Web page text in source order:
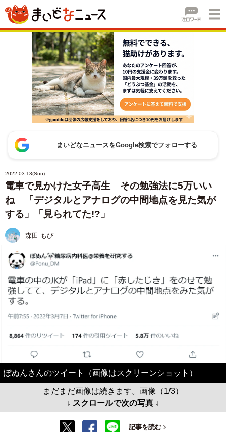
まいどなニュースをGoogle検索でフォローする
2022.03.13(Sun)
電車で見かけた女子高生 その勉強法に5万いい
ね 「デジタルとアナログの中間地点を見た気が
する」「見られてた!?」
森田 もび
ぽぬんさんのツイート（画像はスクリーンショット）
まだまだ画像は続きます。画像（1/3）
↓ スクロールで次の写真 ↓
記事を読む